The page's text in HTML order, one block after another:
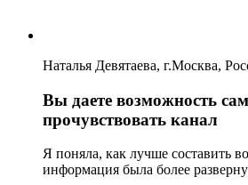
Наталья Девятаева, г.Москва,
Вы даете возможность
прочувствовать канал
Я поняла, как лучше составить
информация была более